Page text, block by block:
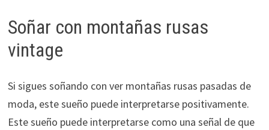
Soñar con montañas rusas
vintage
Si sigues soñando con ver montañas rusas pasadas de
moda, este sueño puede interpretarse positivamente.
Este sueño puede interpretarse como una señal de que